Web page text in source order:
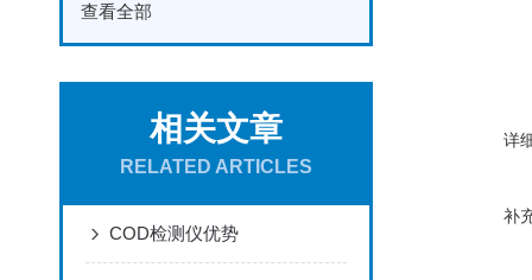
查看全部
相关文章
RELATED ARTICLES
COD检测仪优势
详
补